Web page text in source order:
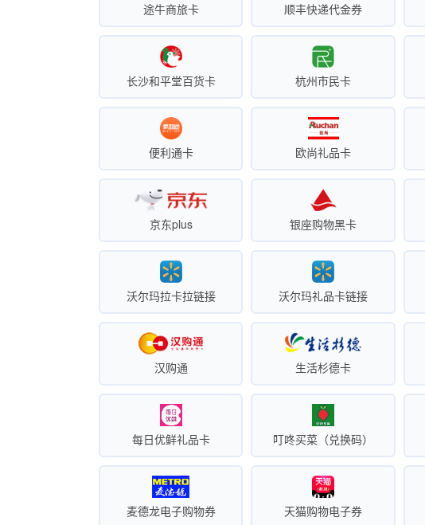
途牛商旅卡 顺丰快递代金券
长沙和平堂百货卡 杭州市民卡
便利通卡 欧尚礼品卡
京东plus 银座购物黑卡
沃尔玛拉卡拉链接 沃尔玛礼品卡链接
汉购通 生活杉德卡
每日优鲜礼品卡 叮咚买菜（兑换码）
麦德龙电子购物券 天猫购物电子券